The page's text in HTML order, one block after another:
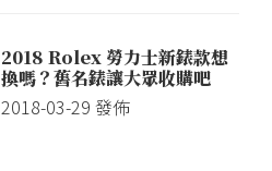
2018 Rolex 勞力士新錶款想
換嗎？舊名錶讓大眾收購吧
2018-03-29 發佈